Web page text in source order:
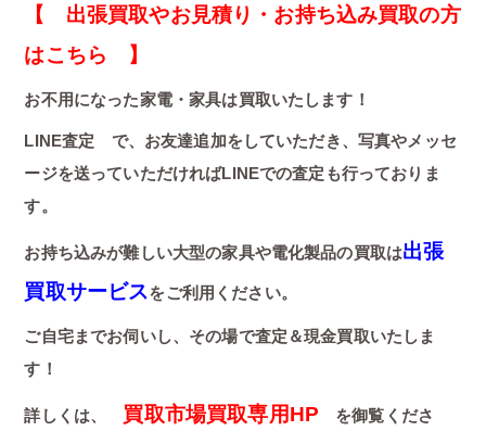
【 出張買取やお見積り・お持ち込み買取の方
はこちら 】
お不用になった家電・家具は買取いたします！
LINE査定 で、お友達追加をしていただき、写真やメッセ
ージを送っていただければLINEでの査定も行っておりま
す。
お持ち込みが難しい大型の家具や電化製品の買取は出張
買取サービスをご利用ください。
ご自宅までお伺いし、その場で査定＆現金買取いたしま
す！
詳しくは、 買取市場買取専用HP を御覧くださ